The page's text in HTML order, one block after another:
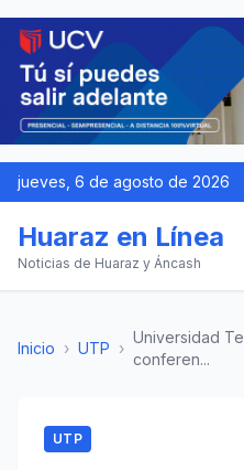
jueves, 6 de agosto de 2026
Huaraz en Línea
Noticias de Huaraz y Áncash
Inicio › UTP ›
Universidad
conferen...
UTP